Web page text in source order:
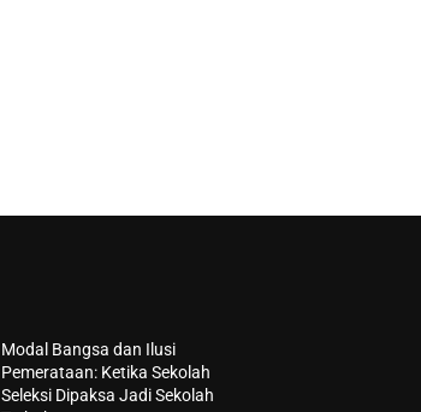
Modal Bangsa dan Ilusi
Pemerataan: Ketika Sekolah
Seleksi Dipaksa Jadi Sekolah